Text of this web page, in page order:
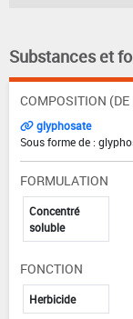
Substances et
COMPOSITION
glyphosate
Sous forme de :
FORMULATION
Concentré
soluble
FONCTION
Herbicide